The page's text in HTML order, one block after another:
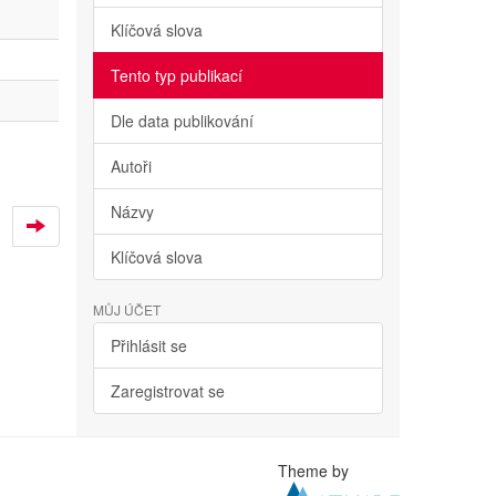
Klíčová slova
Tento typ publikací
Dle data publikování
Autoři
Názvy
Klíčová slova
MŮJ ÚČET
Přihlásit se
Zaregistrovat se
Theme by